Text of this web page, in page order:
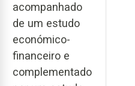
acompanhado
de um estudo
económico-
financeiro e
complementado